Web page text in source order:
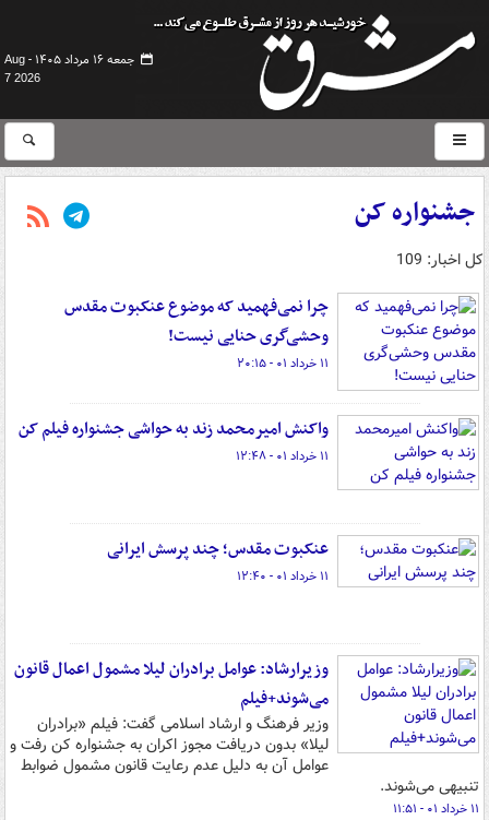
جمعه ۱۶ مرداد ۱۴۰۵ -
Aug
7 2026
جشنواره کن
کل اخبار: 109
چرا نمی‌فهمید که موضوع عنکبوت مقدس
وحشی‌گری حنایی نیست!
۱۱ خرداد ۰۱ - ۲۰:۱۵
واکنش امیرمحمد زند به حواشی جشنواره فیلم کن
۱۱ خرداد ۰۱ - ۱۲:۴۸
عنکبوت مقدس؛ چند پرسش ایرانی
۱۱ خرداد ۰۱ - ۱۲:۴۰
وزیرارشاد: عوامل برادران لیلا مشمول اعمال قانون
می‌شوند+فیلم
وزیر فرهنگ و ارشاد اسلامی گفت: فیلم «برادران
لیلا» بدون دریافت مجوز اکران به جشنواره کن رفت و
عوامل آن به دلیل عدم رعایت قانون مشمول ضوابط
تنبیهی می‌شوند.
۱۱ خرداد ۰۱ - ۱۱:۵۱